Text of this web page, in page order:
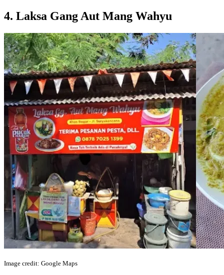
4. Laksa Gang Aut Mang Wahyu
Image credit: Google Maps